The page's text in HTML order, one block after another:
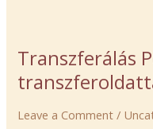
Transzferálás
Leave a Comment /
Transzferálás
Pentart
Expressz
texilre